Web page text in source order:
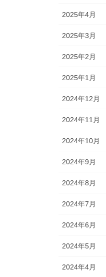
2025年4月
2025年3月
2025年2月
2025年1月
2024年12月
2024年11月
2024年10月
2024年9月
2024年8月
2024年7月
2024年6月
2024年5月
2024年4月